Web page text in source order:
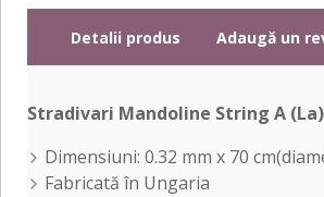
Detalii produs Adaugă un
Stradivari Mandoline String A
Dimensiuni: 0.32 mm x 70
Fabricată în Ungaria